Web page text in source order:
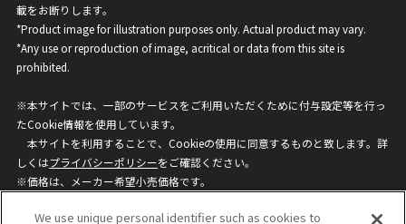
載をお断りします。
*Product image for illustration purposes only. Actual product may vary.
*Any use or reproduction of image, acritical or data from this site is
prohibited.
※本サイトでは、一部のサービスをご利用いただくために付与設定等を行っ
たCookie情報を使用しています。
本サイトを利用することで、Cookieの使用に同意するものと致します。詳
しくはプライバシーポリシーをご確認ください。
※価格は、メーカー希望小売価格です。
ざいますのでご了承ください。
We use unique personal identifier such as cookies to